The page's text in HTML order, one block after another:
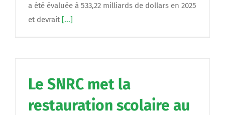
a été évaluée à 533,22 milliards de dollars en 2025
et devrait [...]
Le SNRC met la
restauration scolaire au